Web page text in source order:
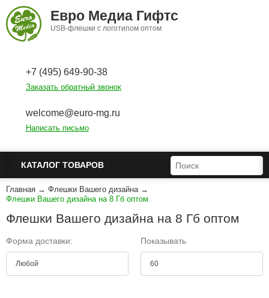
Перейти к основному содержанию
Евро Медиа Гифтс
USB-флешки с логотипом оптом
+7 (495) 649-90-38
Заказать обратный звонок
welcome@euro-mg.ru
Написать письмо
КАТАЛОГ ТОВАРОВ ФОРМА ПОИСКА
ПОИСК
Главная → Флешки Вашего дизайна →
Флешки Вашего дизайна на 8 Гб оптом
Флешки Вашего дизайна на 8 Гб оптом
Форма доставки:
Любой
Показывать
60